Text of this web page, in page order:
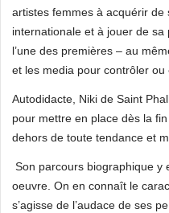
artistes femmes à acquérir
internationale et à jouer de sa
l’une des premières – au
et les media pour contrôler ou
Autodidacte, Niki de Saint
pour mettre en place dès la
dehors de toute tendance et
Son parcours biographique y
oeuvre. On en connaît le
s’agisse de l’audace de ses